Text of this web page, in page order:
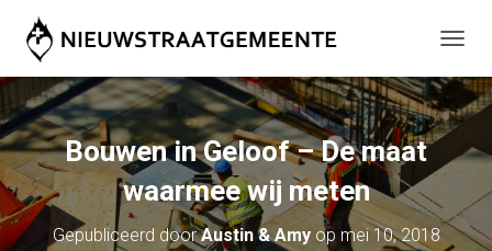
O
G
E
V
I
Bouwen in Geloof – De maat
waarmee wij meten
Gepubliceerd doorAustin & Amyop mei 10, 2018